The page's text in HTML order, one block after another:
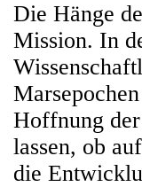
Die Hänge
Mission. In
Hoffnung
lassen, ob
die